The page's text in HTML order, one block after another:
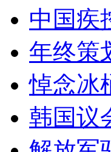
中国疾
年终策
悼念冰
韩国议